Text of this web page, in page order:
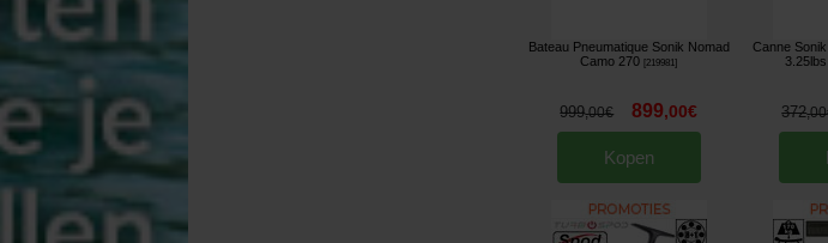
Bateau Pneumatique Sonik Nomad
Camo 270 [219981]
999,00€ 899,00€
Kopen
Canne
372,00